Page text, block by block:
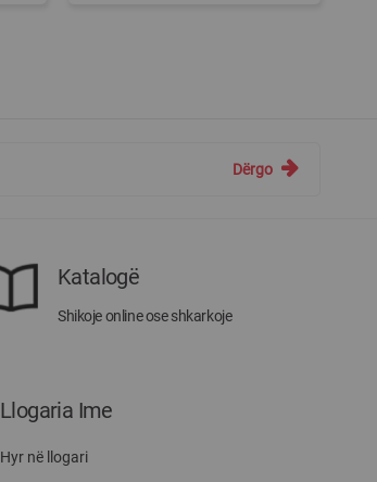
Dërgo
Katalogë
Shikoje online ose shkarkoje
Llogaria Ime
Hyr në llogari